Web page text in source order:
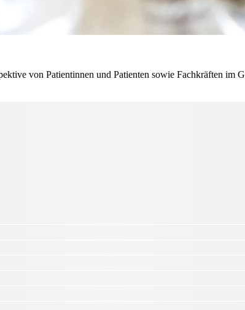
von Patientinnen und Patienten sowie Fachkräften im